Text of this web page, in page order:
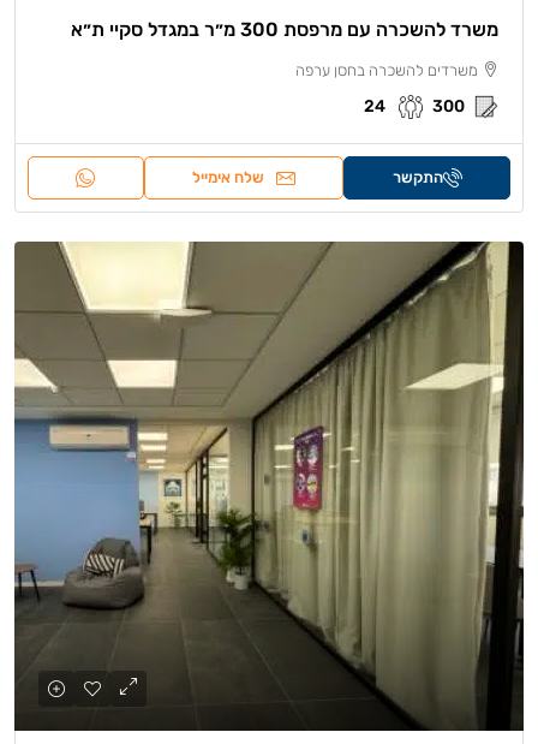
משרד להשכרה עם מרפסת 300 מ״ר במגדל סקיי ת״א
משרדים להשכרה בחסן ערפה
300
24
התקשר שלח אימייל